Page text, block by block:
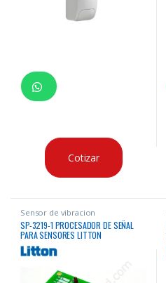
Cotizar
Sensor de vibracion
SP-3219-1 PROCESADOR DE SEÑAL
PARA SENSORES LITTON